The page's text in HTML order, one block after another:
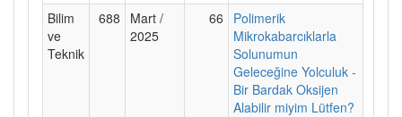
Bilim
ve
Teknik
688
Mart /
2025
66
Polimerik
Mikrokabarcıklarla
Solunumun
Geleceğine Yolculuk -
Bir Bardak Oksijen
Alabilir miyim Lütfen?